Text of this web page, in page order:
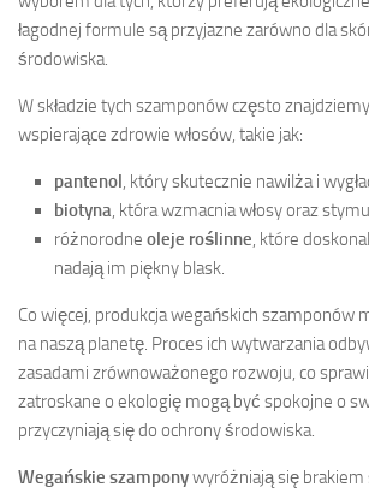
łagodnej formule są przyjazne zarówno dla
środowiska.
W składzie tych szamponów często
wspierające zdrowie włosów, takie jak:
pantenol, który skutecznie nawilża i
biotyna, która wzmacnia włosy oraz
różnorodne oleje roślinne, które
nadają im piękny blask.
Co więcej, produkcja wegańskich szamponów
na naszą planetę. Proces ich wytwarzania
zasadami zrównoważonego rozwoju, co
zatroskane o ekologię mogą być spokojne o
przyczyniają się do ochrony środowiska.
Wegańskie szamponywyróżniają się brakiem